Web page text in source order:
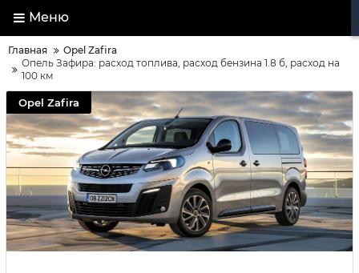
Меню
Главная
Opel Zafira
Опель Зафира: расход топлива, расход бензина 1.8 б, расход на
100 км
Opel Zafira